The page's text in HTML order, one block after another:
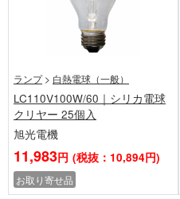
ランプ > 白熱電球（一般）
LC110V100W/60｜シリカ電球
クリヤー 25個入
旭光電機
11,983円 (税抜：10,894円)
お取り寄せ品